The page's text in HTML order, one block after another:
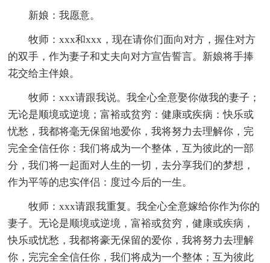
新娘：我愿意。
牧师：xxx和xxx，现在请你们面向对方，握住对方
的双手，作为妻子和丈夫向对方宣告誓言。新娘将手捧
花交给主伴娘。
牧师：xxx请跟我说。我全心全意娶你做我的妻子；
无论是顺境或逆境；富裕或贫穷：健康或疾病：快乐或
忧愁，我都将毫无保留地爱你，我将努力去理解你，完
完全全信任你：我们将成为一个整体，互为彼此的一部
分，我们将一起面对人生的一切，去分享我们的梦想，
作为平等的忠实伴侣：度过今后的一生。
牧师：xxx请跟我重复。我全心全意嫁给你作为你的
妻子。无论是顺境或逆境，富裕或贫穷，健康或疾病，
快乐或忧愁，我都将豪无保留的爱你，我将努力去理解
你，完完全全信任你，我们将成为一个整体；互为彼此